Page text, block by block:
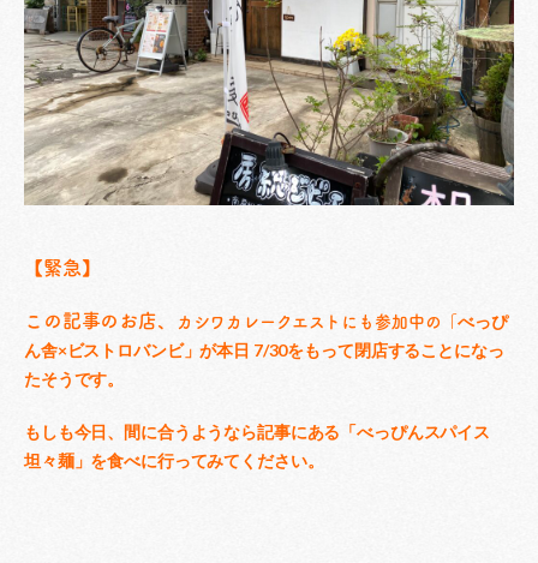
【緊急】
この記事のお店、 カシワカレークエストにも参加中の「べっぴ
ん舎×ビストロバンビ」が本日 7/30をもって閉店することになっ
たそうです。
もしも今日、間に合うようなら記事にある「べっぴんスパイス
坦々麺」を食べに行ってみてください。